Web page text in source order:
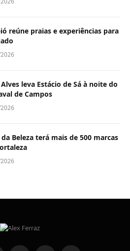
reúne praias e experiências para
leva Estácio de Sá à noite do
de Campos
da Beleza terá mais de 500 marcas